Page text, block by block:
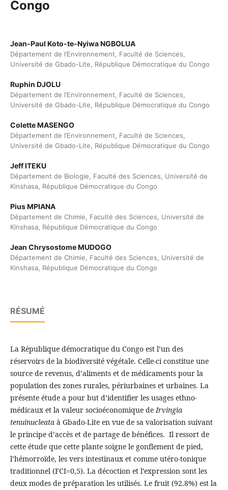
Congo
Jean-Paul Koto-te-Nyiwa NGBOLUA
Département de l’Environnement, Faculté de Sciences,
Université de Gbado-Lite, République Démocratique du Congo
Ruphin DJOLU
Département de l’Environnement, Faculté de Sciences,
Université de Gbado-Lite, République Démocratique du Congo
Colette MASENGO
Département de l’Environnement, Faculté de Sciences,
Université de Gbado-Lite, République Démocratique du Congo
Jeff ITEKU
Département de Biologie, Faculté des Sciences, Université de
Kinshasa, République Démocratique du Congo
Pius MPIANA
Département de Chimie, Faculté des Sciences, Université de
Kinshasa, République Démocratique du Congo
Jean Chrysostome MUDOGO
Département de Chimie, Faculté des Sciences, Université de
Kinshasa, République Démocratique du Congo
RÉSUMÉ
La République démocratique du Congo est l’un des
réservoirs de la biodiversité végétale. Celle-ci constitue une
source de revenus, d’aliments et de médicaments pour la
population des zones rurales, périurbaines et urbaines. La
présente étude a pour but d’identifier les usages ethno-
médicaux et la valeur socioéconomique deIrvingia
tenuinucleataà Gbado-Lite en vue de sa valorisation suivant
le principe d’accès et de partage de bénéfices. Il ressort de
cette étude que cette plante soigne le gonflement de pied,
l’hémorroïde, les vers intestinaux et comme utéro-tonique
traditionnel (FCI=0,5). La décoction et l’expression sont les
deux modes de préparation les utilisés. Le fruit (92.8%) est la